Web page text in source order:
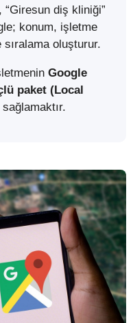
“Giresun diş kliniği”
konum, işletme
oluşturur.
Google
paket (Local